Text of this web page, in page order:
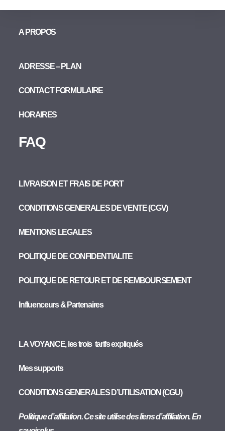
A PROPOS
ADRESSE – PLAN
CONTACT FORMULAIRE
HORAIRES
FAQ
LIVRAISON ET FRAIS DE PORT
CONDITIONS GENERALES DE VENTE (CGV)
MENTIONS LEGALES
POLITIQUE DE CONFIDENTIALITE
POLITIQUE DE RETOUR ET DE REMBOURSEMENT
Influenceurs & Partenaires
LA VOYANCE, les trois tarifs expliqués
Mes supports
CONDITIONS GENERALES D’UTILISATION (CGU)
Politique d’affiliation. Ce site utilise des liens d’affiliation. En